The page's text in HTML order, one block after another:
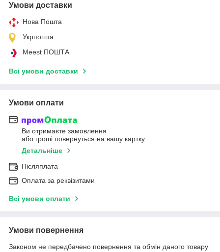
Умови доставки
Нова Пошта
Укрпошта
Meest ПОШТА
Всі умови доставки
Умови оплати
Ви отримаєте замовлення
або гроші повернуться на вашу картку
Детальніше
Післяплата
Оплата за реквізитами
Всі умови оплати
Умови повернення
Законом не передбачено повернення та обмін даного товару